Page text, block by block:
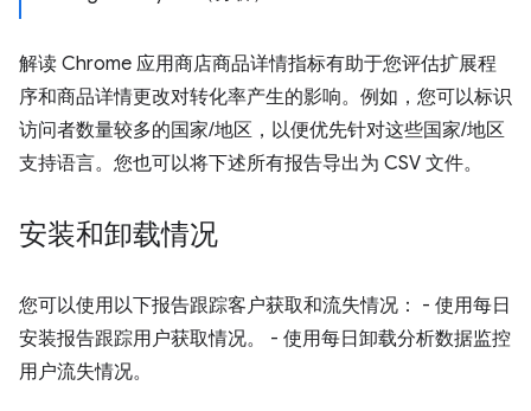
解读 Chrome 应用商店商品详情指标有助于您评估扩展程
序和商品详情更改对转化率产生的影响。例如，您可以标识
访问者数量较多的国家/地区，以便优先针对这些国家/地区
支持语言。您也可以将下述所有报告导出为 CSV 文件。
安装和卸载情况
您可以使用以下报告跟踪客户获取和流失情况： - 使用每日
安装报告跟踪用户获取情况。 - 使用每日卸载分析数据监控
用户流失情况。